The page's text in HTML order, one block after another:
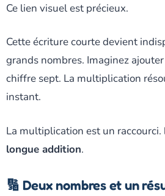
Ce lien visuel est précieux.
Cette écriture courte devient
grands nombres. Imaginez
chiffre sept. La multiplication
instant.
La multiplication est un raccourci.
longue addition.
🔢 Deux nombres et un